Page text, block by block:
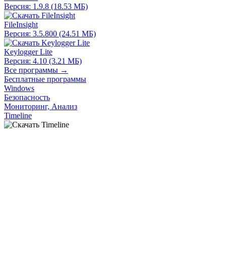
Версия: 1.9.8 (18.53 МБ)
FileInsight
Версия: 3.5.800 (24.51 МБ)
Keylogger Lite
Версия: 4.10 (3.21 МБ)
Все программы →
Бесплатные программы
Windows
Безопасность
Мониторинг, Анализ
Timeline